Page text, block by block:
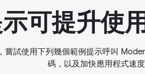
可提升使
嘗試使用下列幾個範例提示呼叫
碼，以及加快應用程式速度